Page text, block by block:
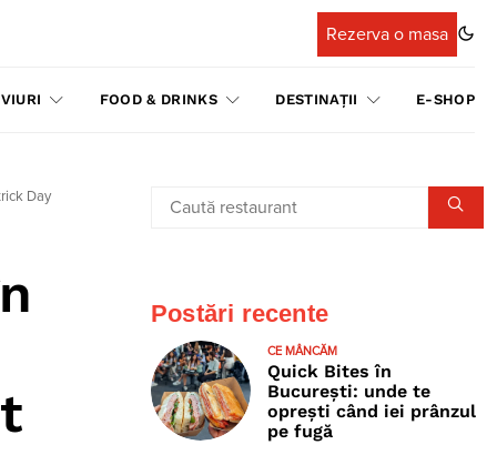
Rezerva o masa
FOOD & DRINKS DESTINAȚII E-SHOP
Day
Postări recente
CE MÂNCĂM
Quick Bites în
București: unde te
oprești când iei prânzul
pe fugă